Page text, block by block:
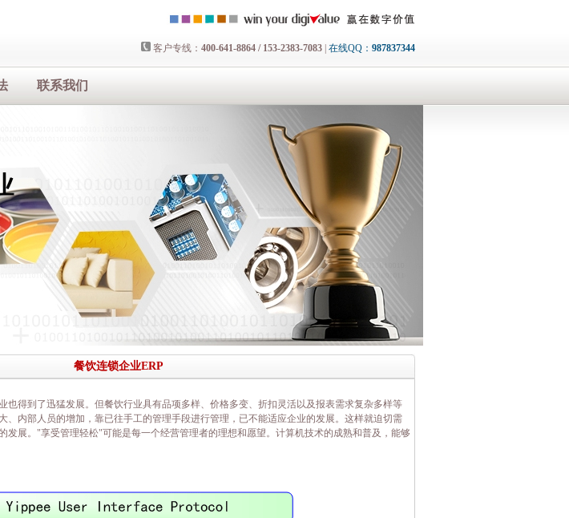
客户专线： 400-641-8864 / 153-2383-7083 在线QQ： 987837344
联系我们
餐饮连锁企业ERP
得到了迅猛发展。但餐饮行业具有品项多样、价格多变、折扣灵活以及报表需求复杂多样等
、内部人员的增加，靠已往手工的管理手段进行管理，已不能适应企业的发展。这样就迫切需
发展。"享受管理轻松"可能是每一个经营管理者的理想和愿望。计算机技术的成熟和普及，能够